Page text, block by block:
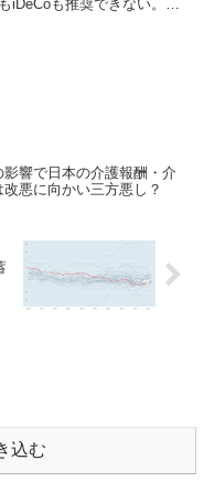
iDeCoも推奨できない。国
影響で日本の介護報酬・介
悪に向かい三方悪し？
込む